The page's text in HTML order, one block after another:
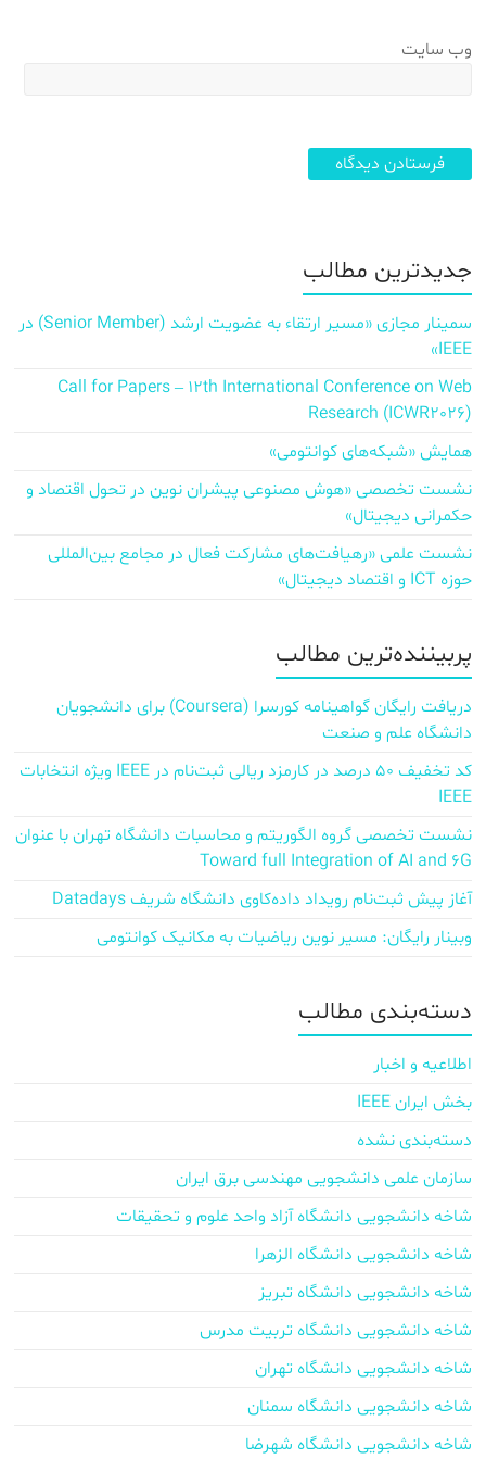
وب‌ سایت
جدیدترین مطالب
سمینار مجازی «مسیر ارتقاء به عضویت ارشد (Senior Member) در
IEEE»
Call for Papers – 12th International Conference on Web
Research (ICWR2026)
همایش «شبکه‌های کوانتومی»
نشست تخصصی «هوش مصنوعی پیشران نوین در تحول اقتصاد و
حکمرانی دیجیتال»
نشست علمی «رهیافت‌های مشارکت فعال در مجامع بین‌المللی
حوزه ICT و اقتصاد دیجیتال»
پربیننده‌ترین مطالب
دریافت رایگان گواهینامه کورسرا (Coursera) برای دانشجویان
دانشگاه علم و صنعت
کد تخفیف ۵۰ درصد در کارمزد ریالی ثبت‌نام در IEEE ویژه انتخابات
IEEE
نشست تخصصی گروه الگوریتم و محاسبات دانشگاه تهران با عنوان
Toward full Integration of AI and 6G
آغاز پیش‌ ثبت‌نام رویداد داده‌کاوی دانشگاه شریف Datadays
وبینار رایگان: مسیر نوین ریاضیات به مکانیک کوانتومی
دسته‌بندی مطالب
اطلاعیه و اخبار
بخش ایران IEEE
دسته‌بندی نشده
سازمان علمی دانشجویی مهندسی برق ایران
شاخه دانشجویی دانشگاه آزاد واحد علوم و تحقیقات
شاخه دانشجویی دانشگاه الزهرا
شاخه دانشجویی دانشگاه تبریز
شاخه دانشجویی دانشگاه تربیت مدرس
شاخه دانشجویی دانشگاه تهران
شاخه دانشجویی دانشگاه سمنان
شاخه دانشجویی دانشگاه شهرضا